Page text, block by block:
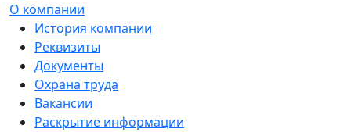
О компании
История компании
Реквизиты
Документы
Охрана труда
Вакансии
Раскрытие информации